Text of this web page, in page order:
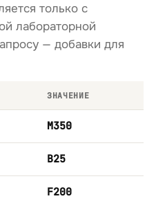
только с
лабораторной
— добавки для
ЗНАЧЕНИЕ
М350
B25
F200